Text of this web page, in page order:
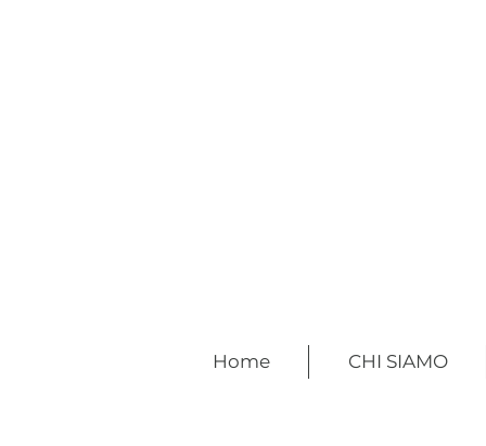
Home CHI SIAMO